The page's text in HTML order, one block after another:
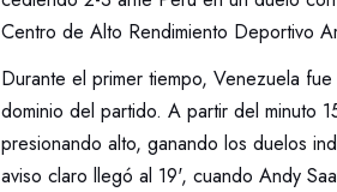
Centro de Alto Rendimiento Deportivo
Durante el primer tiempo, Venezuela
dominio del partido. A partir del minuto
presionando alto, ganando los duelos
aviso claro llegó al 19', cuando Andy